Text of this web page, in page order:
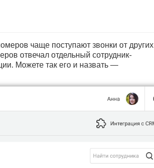
чаще поступают звонки от других
отвечал отдельный сотрудник-
Можете так его и назвать —